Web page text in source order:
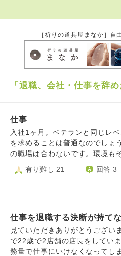
［祈りの道具屋まなか］自
「退職、会社・仕事を辞
仕事
入社1ヶ月。ベテランと同じレ
を求めることは普通なのでしょ
の職場は合わないです。環境も
感じて辞めようか悩んでます。
ドを求められて数を求められて
一方的に私を悪者にするような
す。所長から直々に手ほどきし
が、多少違うといか、これダメ
いんだよって言われました。何
有り難し 21 回答 3
仕事を退職する決断が持て
見ていただきありがとうござい
で22歳で2店舗の店長をしてい
務量で仕事にいけなくなってし